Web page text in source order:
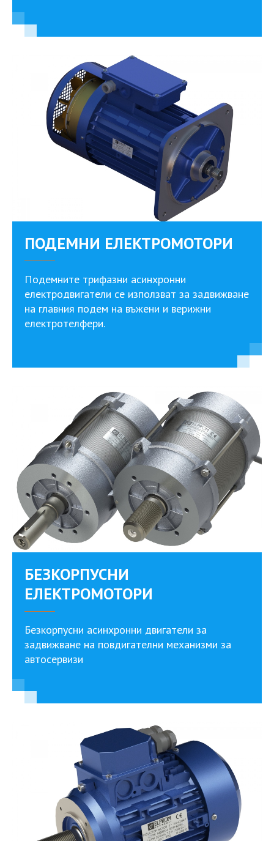
ПОДЕМНИ ЕЛЕКТРОМОТОРИ
Подемните трифазни асинхронни
електродвигатели се използват за задвижване
на главния подем на въжени и верижни
електротелфери.
БЕЗКОРПУСНИ
ЕЛЕКТРОМОТОРИ
Безкорпусни асинхронни двигатели за
задвижване на повдигателни механизми за
автосервизи